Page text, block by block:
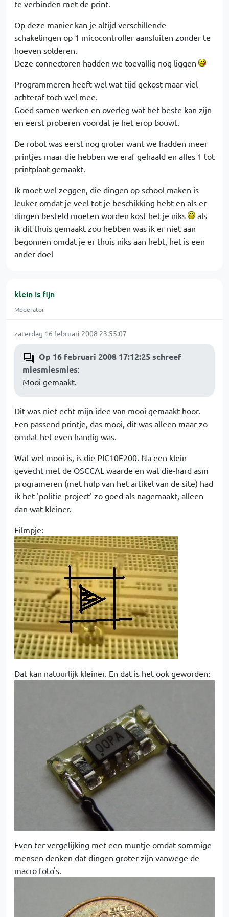
te verbinden met de print.
Op deze manier kan je altijd verschillende
schakelingen op 1 micocontroller aansluiten zonder te
hoeven solderen.
Deze connectoren hadden we toevallig nog liggen
Programmeren heeft wel wat tijd gekost maar viel
achteraf toch wel mee.
Goed samen werken en overleg wat het beste kan zijn
en eerst proberen voordat je het erop bouwt.
De robot was eerst nog groter want we hadden meer
printjes maar die hebben we eraf gehaald en alles 1 tot
printplaat gemaakt.
Ik moet wel zeggen, die dingen op school maken is
leuker omdat je veel tot je beschikking hebt en als er
dingen besteld moeten worden kost het je niks
als
ik dit thuis gemaakt zou hebben was ik er niet aan
begonnen omdat je er thuis niks aan hebt, het is een
ander doel
klein is fijn
Moderator
zaterdag 16 februari 2008 23:55:07
Op 16 februari 2008 17:12:25 schreef
miesmiesmies:
Mooi gemaakt.
Dit was niet echt mijn idee van mooi gemaakt hoor.
Een passend printje, das mooi, dit was alleen maar zo
omdat het even handig was.
Wat wel mooi is, is die PIC10F200. Na een klein
gevecht met de OSCCAL waarde en wat die-hard asm
programeren (met hulp van het artikel van de site) had
ik het 'politie-project' zo goed als nagemaakt, alleen
dan wat kleiner.
Filmpje:
Dat kan natuurlijk kleiner. En dat is het ook geworden:
Even ter vergelijking met een muntje omdat sommige
mensen denken dat dingen groter zijn vanwege de
macro foto's.